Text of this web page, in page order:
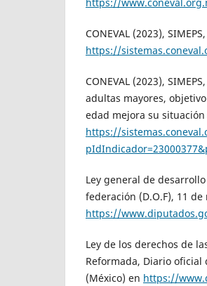
CONEVAL (2023),
https://
CONEVAL (2023),
adultas mayores,
edad mejora su
https://
Ley general de
federación (D.O.F), 11
https://
Ley de los derechos de
Reformada, Diario oficial
(México) en https://